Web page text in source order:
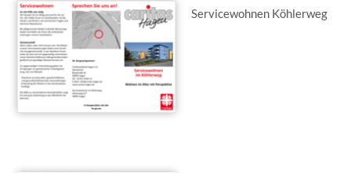
Servicewohnen Köhlerweg